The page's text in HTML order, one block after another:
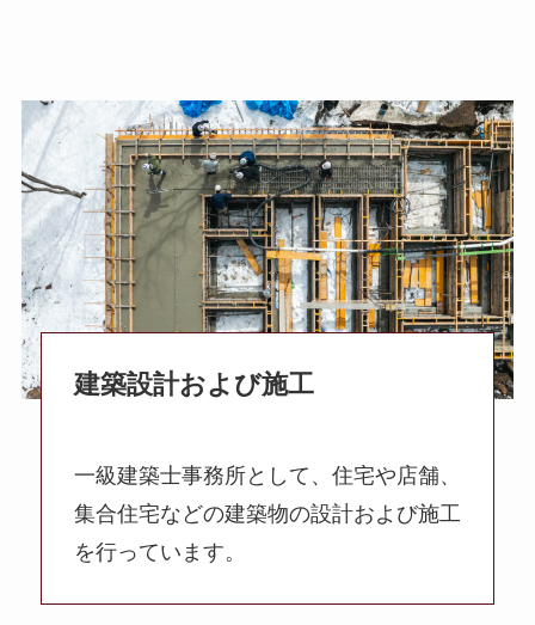
建築設計および施工
一級建築士事務所として、住宅や店舗、
集合住宅などの建築物の設計および施工
を行っています。